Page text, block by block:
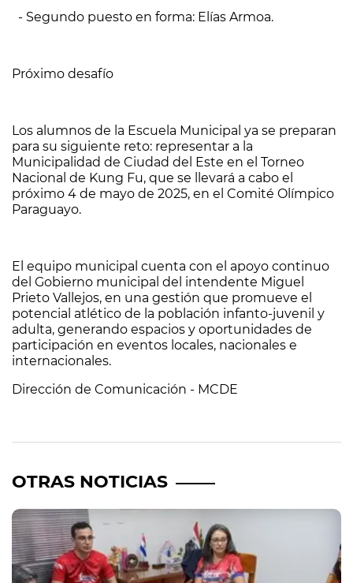
- Segundo puesto en forma: Elías Armoa.
Próximo desafío
Los alumnos de la Escuela Municipal ya se preparan
para su siguiente reto: representar a la
Municipalidad de Ciudad del Este en el Torneo
Nacional de Kung Fu, que se llevará a cabo el
próximo 4 de mayo de 2025, en el Comité Olímpico
Paraguayo.
El equipo municipal cuenta con el apoyo continuo
del Gobierno municipal del intendente Miguel
Prieto Vallejos, en una gestión que promueve el
potencial atlético de la población infanto-juvenil y
adulta, generando espacios y oportunidades de
participación en eventos locales, nacionales e
internacionales.
Dirección de Comunicación - MCDE
OTRAS NOTICIAS